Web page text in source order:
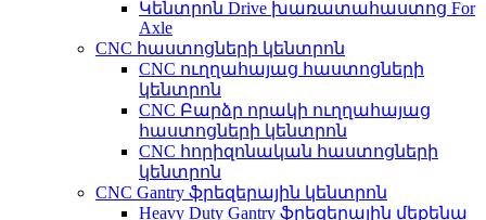
Կենտրոն Drive խառատահաստոց For
Axle
CNC հաստոցների կենտրոն
CNC ուղղահայաց հաստոցների
կենտրոն
CNC Բարձր որակի ուղղահայաց
հաստոցների կենտրոն
CNC հորիզոնական հաստոցների
կենտրոն
CNC Gantry ֆրեզերային կենտրոն
Heavy Duty Gantry ֆրեզերային մեքենա